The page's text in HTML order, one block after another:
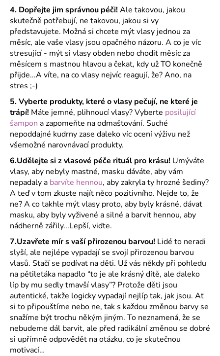
4. Dopřejte jim správnou péči!Ale takovou, jakou
skutečně potřebují, ne takovou, jakou si vy
představujete. Možná si chcete mýt vlasy jednou za
měsíc, ale vaše vlasy jsou opačného názoru. A co je víc
stresující - mýt si vlasy obden nebo chodit měsíc za
měsícem s mastnou hlavou a čekat, kdy už TO konečně
přijde...A víte, na co vlasy nejvíc reagují, že? Ano, na
stres ;-)
5. Vyberte produkty, které o vlasy pečují, ne které je
trápí! Máte jemné, plihnoucí vlasy? Vyberte posilující
šampon a zapomeňte na odmašťování. Suché
nepoddajné kudrny zase daleko víc ocení výživu než
všemožné narovnávací produkty.
6.Udělejte si z vlasové péče rituál pro krásu! Umýváte
vlasy, aby nebyly mastné, masku dáváte, aby vám
nepadaly a barvíte hennou, aby zakryla ty hrozné šediny?
A teď v tom zkuste najít něco pozitivního. Nejde to, že
ne? A co takhle mýt vlasy proto, aby byly krásné, dávat
masku, aby byly vyživené a silné a barvit hennou, aby
nádherně zářily...Lepší, viďte.
7.Uzavřete mír s vaší přirozenou barvou! Lidé to neradi
slyší, ale nejlépe vypadají se svojí přirozenou barvou
vlasů. Stačí se podívat na děti. Už vás někdy při pohledu
na pětileťáka napadlo “to je ale krásný dítě, ale daleko
líp by mu sedly tmavší vlasy”? Protože děti jsou
autentické, takže logicky vypadají nejlíp tak, jak jsou. Ať
si to připouštíme nebo ne, tak s každou změnou barvy se
snažíme být trochu někým jiným. To neznamená, že se
nebudeme dál barvit, ale před radikální změnou se dobré
si upřímně odpovědět na otázku, co je skutečnou
motivací…
D
o
p
o
r
u
č
u
j
e
m
e